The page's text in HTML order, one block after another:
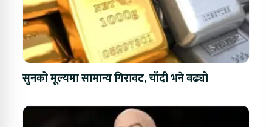
सुनको मूल्यमा सामान्य गिरावट, चाँदी भने बढ्यो